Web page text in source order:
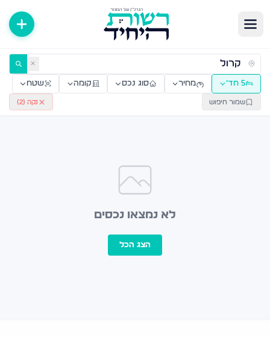
דירות למכירה ולהשכרה — רשות היחיד ✕
5 חד׳ מחיר סוג נכס קומה שטח
שמור חיפוש נקה (2
)
לא נמצאו נכסים
הצג הכל